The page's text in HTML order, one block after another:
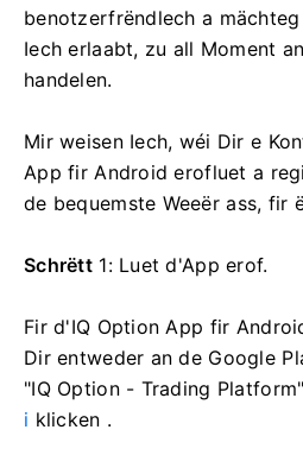
benotzerfrëndlech a
Iech erlaabt, zu all Moment
handelen.
Mir weisen Iech, wéi Dir e
App fir Android erofluet a
de bequemste Weeër ass, fir
Schrëtt1: Luet d'App erof.
Fir d'IQ Option App fir
Dir entweder an de Google
"IQ Option - Trading
i klicken .